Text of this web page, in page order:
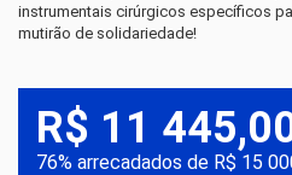
instrumentais cirúrgicos específicos
mutirão de solidariedade!
R$ 11
76% arrecadados de R$ 15